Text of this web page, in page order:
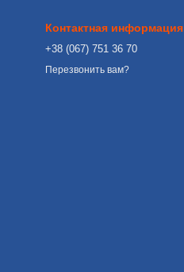
Контактная информация
+38 (067) 751 36 70
Перезвонить вам?